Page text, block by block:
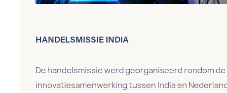
HANDELSMISSIE INDIA
De handelsmissie werd georganiseerd rondom
innovatiesamenwerking tussen India en